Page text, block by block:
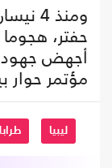
ومنذ
حفتر،
أجهض جهودا
مؤتمر حوار
ليبيا